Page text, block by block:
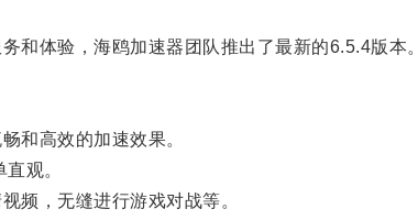
体验，海鸥加速器团队推出了最新的6.5.4版本。
和高效的加速效果。
观。
，无缝进行游戏对战等。